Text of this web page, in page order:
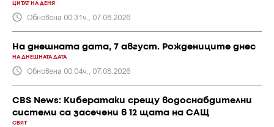
ЦИТАТ НА ДЕНЯ
Обновена 00:31ч., 07.08.2026
На днешната дата, 7 август. Рождениците днес
НА ДНЕШНАТА ДАТА
Обновена 00:04ч., 07.08.2026
CBS News: Кибератаки срещу водоснабдителни
системи са засечени в 12 щата на САЩ
СВЯТ